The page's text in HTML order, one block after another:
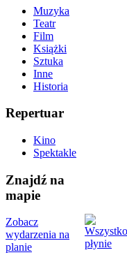
Muzyka
Teatr
Film
Książki
Sztuka
Inne
Historia
Repertuar
Kino
Spektakle
Znajdź na
mapie
Zobacz
wydarzenia na
planie